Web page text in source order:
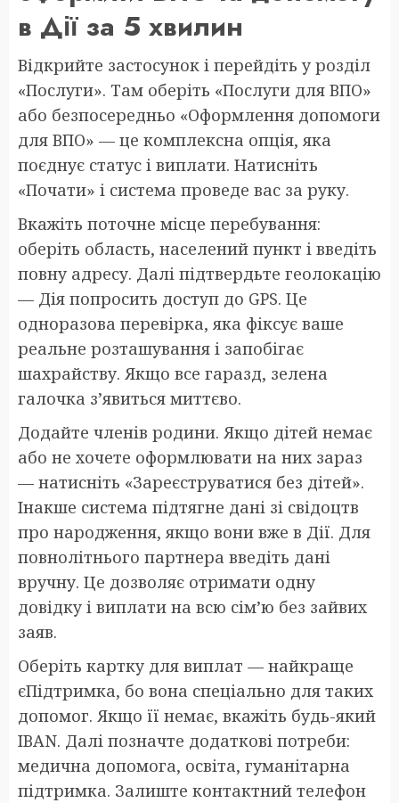
в Дії за 5 хвилин
Відкрийте застосунок і перейдіть у розділ
«Послуги». Там оберіть «Послуги для ВПО»
або безпосередньо «Оформлення допомоги
для ВПО» — це комплексна опція, яка
поєднує статус і виплати. Натисніть
«Почати» і система проведе вас за руку.
Вкажіть поточне місце перебування:
оберіть область, населений пункт і введіть
повну адресу. Далі підтвердьте геолокацію
— Дія попросить доступ до GPS. Це
одноразова перевірка, яка фіксує ваше
реальне розташування і запобігає
шахрайству. Якщо все гаразд, зелена
галочка з’явиться миттєво.
Додайте членів родини. Якщо дітей немає
або не хочете оформлювати на них зараз
— натисніть «Зареєструватися без дітей».
Інакше система підтягне дані зі свідоцтв
про народження, якщо вони вже в Дії. Для
повнолітнього партнера введіть дані
вручну. Це дозволяє отримати одну
довідку і виплати на всю сім’ю без зайвих
заяв.
Оберіть картку для виплат — найкраще
єПідтримка, бо вона спеціально для таких
допомог. Якщо її немає, вкажіть будь-який
IBAN. Далі позначте додаткові потреби:
медична допомога, освіта, гуманітарна
підтримка. Залиште контактний телефон